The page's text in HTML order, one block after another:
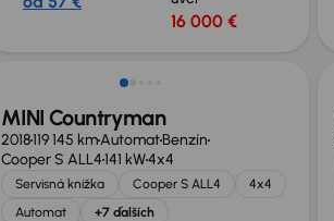
16 000 €
MINI Countryman
2018119 145 kmAutomatBenzín
Cooper S ALL4141 kW4x4
Servisná knižka Cooper S ALL4
4x4
Automat
+7 ďalších